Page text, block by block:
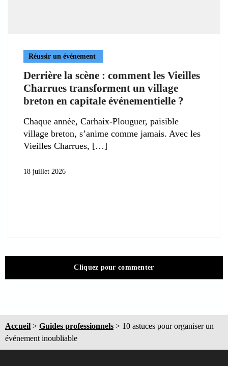
Réussir un événement
Derrière la scène : comment les Vieilles
Charrues transforment un village
breton en capitale événementielle ?
Chaque année, Carhaix-Plouguer, paisible
village breton, s’anime comme jamais. Avec les
Vieilles Charrues,
18 juillet 2026
Cliquez pour commenter
Accueil > Guides professionnels > 10 astuces pour organiser un
événement inoubliable